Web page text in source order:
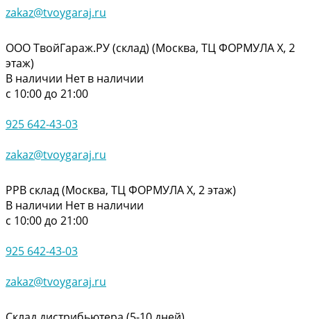
zakaz@tvoygaraj.ru
ООО ТвойГараж.РУ (склад) (Москва, ТЦ ФОРМУЛА Х, 2
этаж)
В наличии Нет в наличии
с 10:00 до 21:00
925 642-43-03
zakaz@tvoygaraj.ru
РРВ склад (Москва, ТЦ ФОРМУЛА Х, 2 этаж)
В наличии Нет в наличии
с 10:00 до 21:00
925 642-43-03
zakaz@tvoygaraj.ru